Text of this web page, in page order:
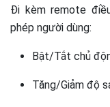
Đi kèm remote
phép người dùng:
Bật/Tắt chủ
Tăng/Giảm độ